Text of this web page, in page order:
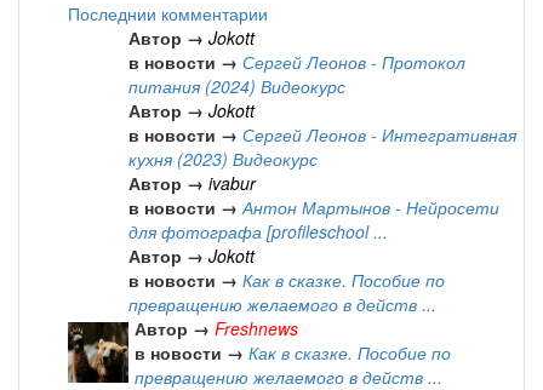
Последнии комментарии
Автор → Jokott
в новости → Сергей Леонов - Протокол
питания (2024) Видеокурс
Автор → Jokott
в новости → Сергей Леонов - Интегративная
кухня (2023) Видеокурс
Автор → ivabur
в новости → Антон Мартынов - Нейросети
для фотографа [profileschool ...
Автор → Jokott
в новости → Как в сказке. Пособие по
превращению желаемого в действ ...
Автор → Freshnews
в новости → Как в сказке. Пособие по
превращению желаемого в действ ...